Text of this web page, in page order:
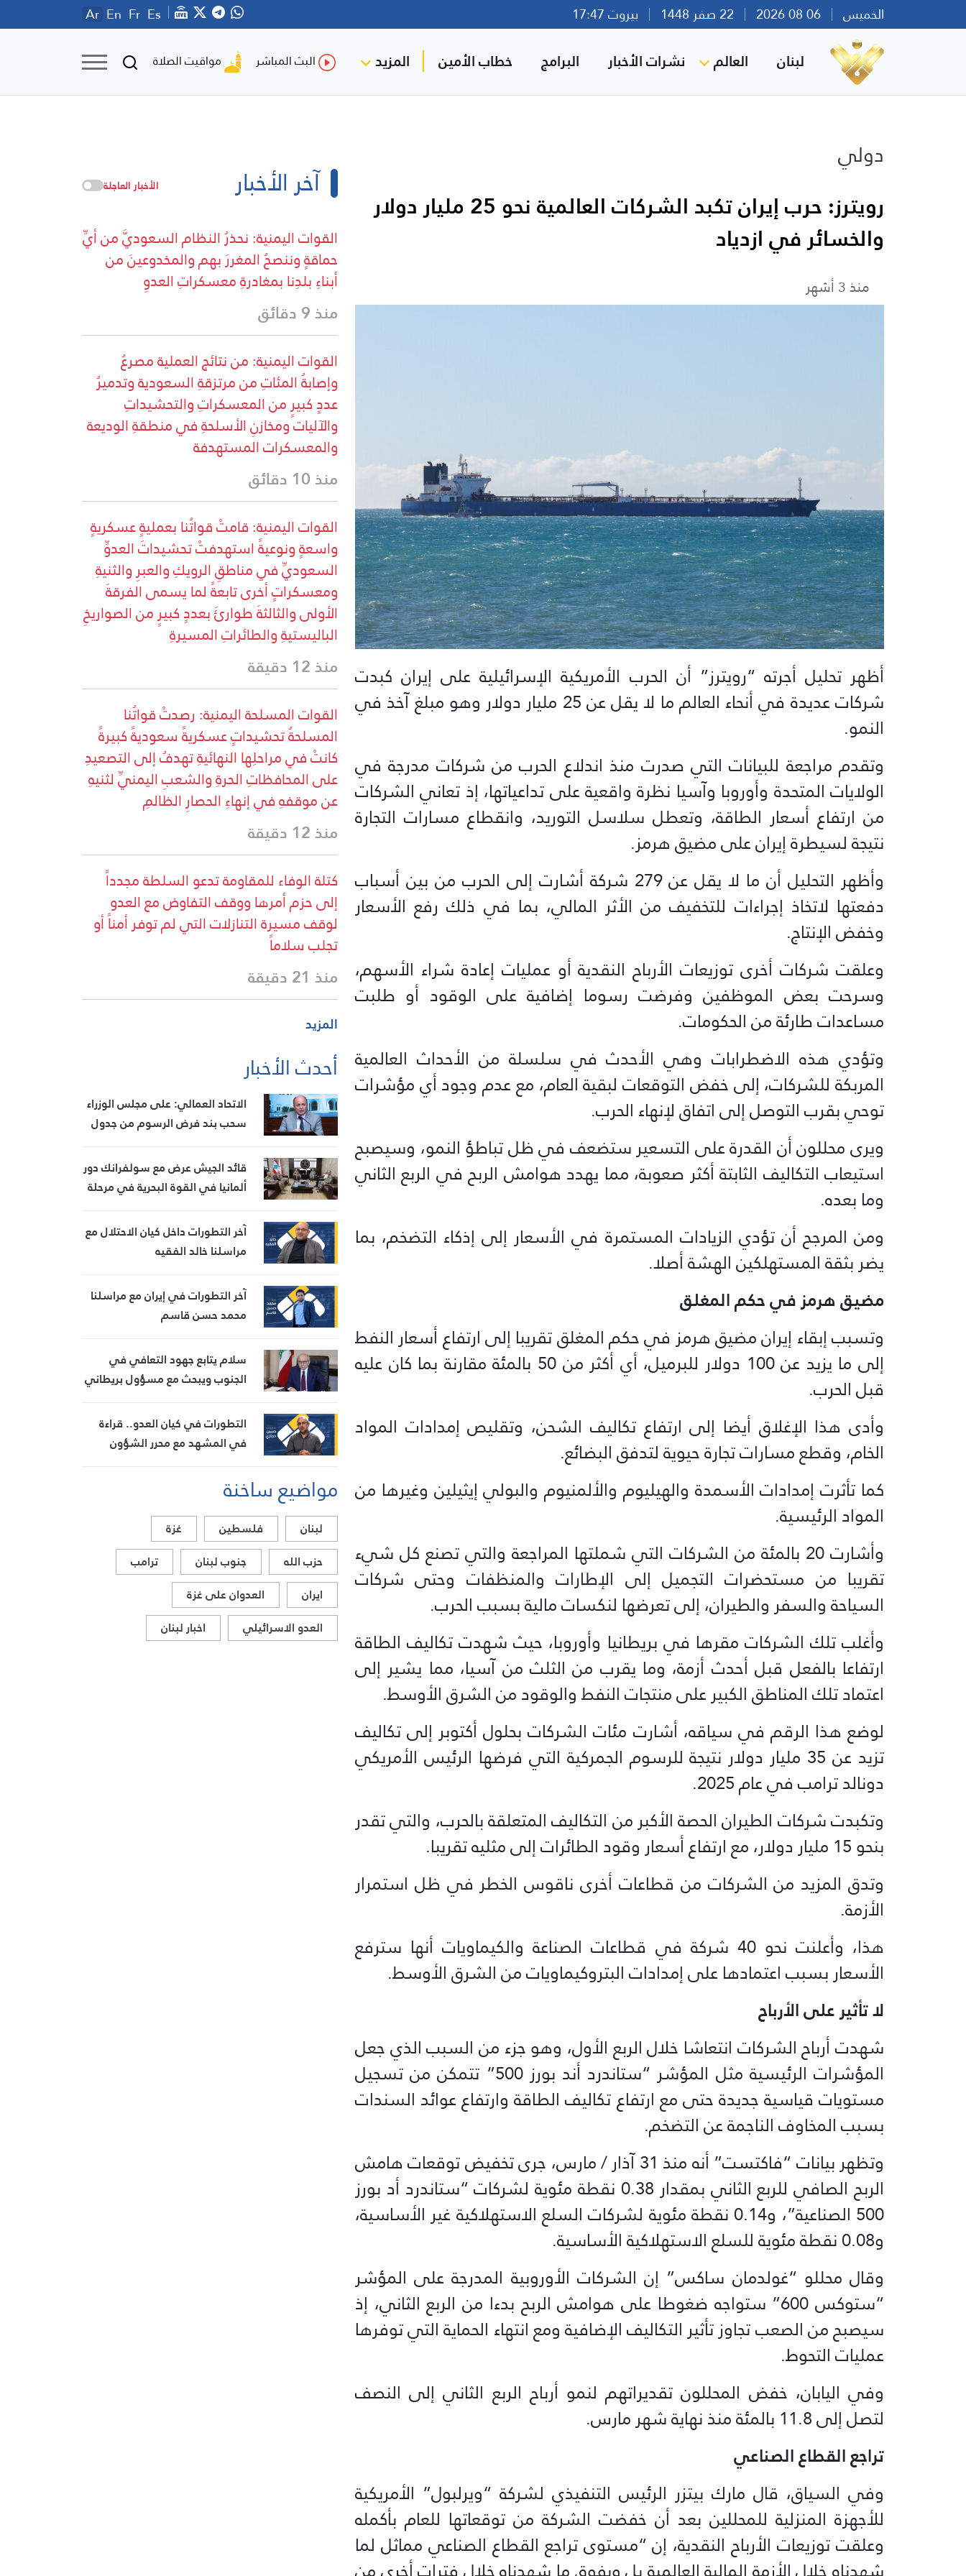
الخميس بيروت 17:47 Ar En Fr Es
لبنان العالم نشرات الأخبار البرامج خطاب الأمين المزيد البث المباشر مواقيت الصلاة
دولي
رويترز: حرب إيران تكبد الشركات العالمية نحو 25 مليار دولار
والخسائر في ازدياد
منذ 3 أشهر
أظهر تحليل أجرته “رويترز” أن الحرب الأمريكية الإسرائيلية على إيران كبدت
شركات عديدة في أنحاء العالم ما لا يقل عن 25 مليار دولار وهو مبلغ آخذ في
النمو.
وتقدم مراجعة للبيانات التي صدرت منذ اندلاع الحرب من شركات مدرجة في
الولايات المتحدة وأوروبا وآسيا نظرة واقعية على تداعياتها، إذ تعاني الشركات
من ارتفاع أسعار الطاقة، وتعطل سلاسل التوريد، وانقطاع مسارات التجارة
نتيجة لسيطرة إيران ‌على مضيق هرمز.
وأظهر التحليل أن ما لا يقل عن 279 شركة أشارت إلى الحرب من بين أسباب
دفعتها لاتخاذ إجراءات للتخفيف من الأثر المالي، بما في ذلك رفع الأسعار
وخفض الإنتاج.
وعلقت شركات أخرى توزيعات الأرباح النقدية أو عمليات إعادة شراء الأسهم،
وسرحت بعض الموظفين وفرضت رسوما إضافية على الوقود أو طلبت
مساعدات طارئة من الحكومات.
وتؤدي هذه الاضطرابات وهي الأحدث في سلسلة من الأحداث العالمية
المربكة للشركات، إلى خفض التوقعات لبقية العام، مع عدم وجود أي مؤشرات
توحي بقرب التوصل إلى اتفاق لإنهاء الحرب.
ويرى محللون أن القدرة على التسعير ستضعف في ظل تباطؤ النمو، وسيصبح
استيعاب التكاليف الثابتة أكثر صعوبة، مما يهدد هوامش الربح ⁠في الربع الثاني
وما بعده.
ومن المرجح أن تؤدي الزيادات المستمرة في الأسعار إلى إذكاء التضخم، بما
يضر بثقة المستهلكين الهشة أصلا.
مضيق هرمز في حكم المغلق
وتسبب إبقاء إيران مضيق هرمز في حكم المغلق تقريبا إلى ارتفاع أسعار النفط
إلى ما يزيد عن 100 دولار للبرميل، أي أكثر من 50 بالمئة مقارنة بما كان عليه
قبل الحرب.
وأدى هذا الإغلاق أيضا إلى ارتفاع تكاليف الشحن، وتقليص إمدادات المواد
الخام، وقطع مسارات تجارة حيوية لتدفق البضائع.
كما تأثرت إمدادات الأسمدة والهيليوم والألمنيوم والبولي إيثيلين وغيرها من
المواد الرئيسية.
وأشارت 20 بالمئة من الشركات التي شملتها المراجعة والتي تصنع كل شيء
تقريبا من مستحضرات التجميل إلى الإطارات والمنظفات وحتى شركات
السياحة والسفر والطيران، إلى تعرضها لنكسات مالية بسبب الحرب.
وأغلب تلك الشركات مقرها في بريطانيا وأوروبا، حيث شهدت تكاليف الطاقة
ارتفاعا بالفعل قبل أحدث أزمة، وما يقرب من الثلث من آسيا، مما يشير إلى
اعتماد تلك المناطق الكبير على منتجات النفط والوقود من الشرق الأوسط.
لوضع هذا الرقم في سياقه، أشارت مئات الشركات بحلول أكتوبر إلى تكاليف
تزيد عن 35 مليار دولار نتيجة للرسوم الجمركية التي فرضها الرئيس الأمريكي
دونالد ترامب في عام 2025.
وتكبدت شركات الطيران الحصة الأكبر من التكاليف المتعلقة بالحرب، والتي تقدر
بنحو 15 مليار دولار، مع ارتفاع أسعار وقود الطائرات إلى مثليه تقريبا.
وتدق المزيد من ‌الشركات من قطاعات ⁠أخرى ناقوس الخطر في ظل استمرار
الأزمة.
هذا، وأعلنت نحو 40 شركة في قطاعات الصناعة والكيماويات أنها سترفع
الأسعار بسبب اعتمادها على إمدادات البتروكيماويات من الشرق الأوسط.
لا تأثير على الأرباح
شهدت أرباح الشركات انتعاشا خلال الربع الأول، وهو جزء من السبب الذي جعل
المؤشرات الرئيسية مثل المؤشر “ستاندرد أند بورز 500” تتمكن من تسجيل
مستويات قياسية جديدة حتى مع ارتفاع تكاليف الطاقة وارتفاع عوائد السندات
بسبب المخاوف الناجمة عن التضخم.
وتظهر بيانات “فاكتست” أنه منذ 31 آذار / مارس، جرى تخفيض توقعات هامش
الربح الصافي للربع الثاني بمقدار 0.38 نقطة مئوية لشركات “ستاندرد أد بورز
500 الصناعية”، و0.14 نقطة مئوية لشركات السلع الاستهلاكية غير الأساسية،
و0.08 نقطة مئوية للسلع الاستهلاكية الأساسية.
وقال محللو “غولدمان ⁠ساكس” إن الشركات الأوروبية المدرجة على المؤشر
“ستوكس 600” ستواجه ضغوطا على هوامش الربح بدءا من الربع الثاني، إذ
سيصبح من الصعب تجاوز تأثير التكاليف الإضافية ومع انتهاء الحماية التي توفرها
عمليات التحوط.
وفي اليابان، خفض المحللون تقديراتهم لنمو أرباح الربع الثاني إلى النصف
لتصل إلى 11.8 بالمئة منذ نهاية شهر مارس.
تراجع القطاع الصناعي
وفي السياق، قال مارك بيتزر الرئيس التنفيذي لشركة “ويرلبول” الأمريكية
للأجهزة المنزلية للمحللين بعد أن خفضت الشركة من توقعاتها للعام بأكمله
وعلقت توزيعات الأرباح النقدية، إن “مستوى تراجع القطاع الصناعي مماثل لما
آخر الأخبار الأخبار العاجلة
القوات اليمنية: نحذرُ النظام السعوديَّ من أيِّ
حماقةٍ وننصحُ المغررَ بهم والمخدوعينَ من
أبناءِ بلدِنا بمغادرةِ معسكراتِ العدوِ
منذ 9 دقائق
القوات اليمنية: من نتائج العملية مصرعُ
وإصابةُ المئاتِ من مرتزقةِ السعودية وتدميرُ
عددٍ كبيرٍ من المعسكراتِ والتحشيداتِ
والآليات ومخازنِ الأسلحةِ في منطقةِ الوديعة
والمعسكرات المستهدفة
منذ 10 دقائق
القوات اليمنية: قامتْ قواتُنا بعمليةٍ عسكريةٍ
واسعةٍ ونوعيةً استهدفتْ تحشيداتَ العدوِّ
السعوديِّ في مناطقِ الرويكِ والعبرِ والثنيةِ
ومعسكراتٍ أخرى تابعةً لما يسمى الفرقةَ
الأولى والثالثةَ طوارئَ بعددٍ كبيرٍ من الصواريخِ
الباليستيةِ والطائراتِ المسيرةِ
منذ 12 دقيقة
القوات المسلحة اليمنية: رصدتْ قواتُنا
المسلحةُ تحشيداتٍ عسكريةً سعوديةً كبيرةً
كانتْ في مراحلِها النهائيةِ تهدفُ إلى التصعيدِ
على المحافظاتِ الحرةِ والشعبِ اليمنيِّ لثنيهِ
عن موقفهِ في إنهاءِ الحصارِ الظالمِ
منذ 12 دقيقة
كتلة الوفاء للمقاومة تدعو السلطة مجدداً
إلى حزم أمرها ووقف التفاوض مع العدو
لوقف مسيرة التنازلات التي لم توفر أمناً أو
تجلب سلاماً
منذ 21 دقيقة
المزيد
أحدث الأخبار
الاتحاد العمالي: على مجلس الوزراء
سحب بند فرض الرسوم من جدول
قائد الجيش عرض مع سولفرانك دور
ألمانيا في القوة البحرية في مرحلة
آخر التطورات داخل كيان الاحتلال مع
مراسلنا خالد الفقيه
آخر التطورات في إيران مع مراسلنا
محمد حسن قاسم
سلام يتابع جهود التعافي في
الجنوب ويبحث مع مسؤول بريطاني
التطورات في كيان العدو.. قراءة
في المشهد مع محرر الشؤون
مواضيع ساخنة
لبنان فلسطين
غزة
حزب الله
جنوب لبنان
ترامب
ايران
العدوان على غزة
العدو الاسرائيلي
اخبار لبنان